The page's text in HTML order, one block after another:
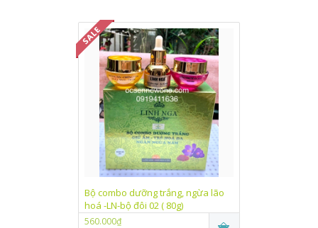
Bộ combo dưỡng trắng, ngừa lão
hoá -LN-bộ đôi 02 ( 80g)
560.000₫